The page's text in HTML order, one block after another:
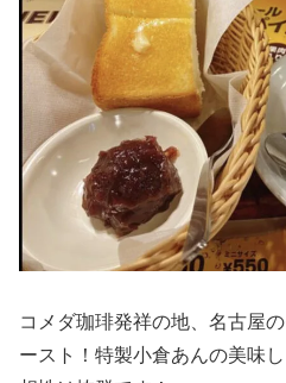
コメダ珈琲発祥の地、名古屋
ースト！特製小倉あんの美味